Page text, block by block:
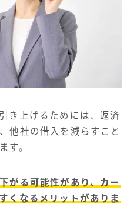
き上げるためには、返済
他社の借入を減らすこと
す。
がる可能性があり、カー
くなるメリットがありま